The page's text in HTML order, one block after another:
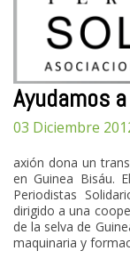
Ayudamos
03 Diciembre
axión dona un
en Guinea Bisáu.
Periodistas
dirigido a una
de la selva de
maquinaria y